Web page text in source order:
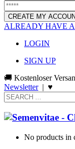
ALREADY HAVE
LOGIN
SIGN UP
🚚 Kostenloser
Newsletter| ♥
No products in